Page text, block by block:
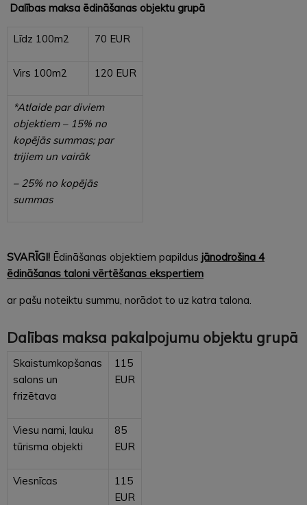
Dalības maksa ēdināšanas objektu grupā
Līdz 100m2 70 EUR
Virs 100m2 120 EUR
*Atlaide par diviem
objektiem – 15% no
kopējās summas; par
trijiem un vairāk
– 25% no kopējās
summas
SVARĪGI! Ēdināšanas objektiem papildus jānodrošina 4
ēdināšanas taloni vērtēšanas ekspertiem
ar pašu noteiktu summu, norādot to uz katra talona.
Dalības maksa pakalpojumu objektu grupā
Skaistumkopšanas
salons un
frizētava
115
EUR
Viesu nami, lauku
tūrisma objekti
85
EUR
Viesnīcas
115
EUR